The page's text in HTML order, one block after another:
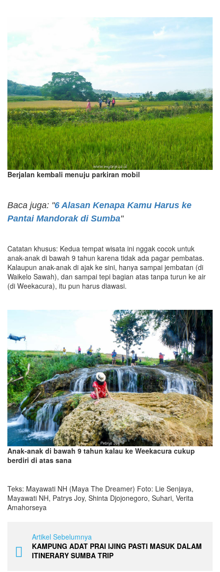
Berjalan kembali menuju parkiran mobil
Baca juga: "6 Alasan Kenapa Kamu Harus ke
Pantai Mandorak di Sumba"
Catatan khusus: Kedua tempat wisata ini nggak cocok untuk
anak-anak di bawah 9 tahun karena tidak ada pagar pembatas.
Kalaupun anak-anak di ajak ke sini, hanya sampai jembatan (di
Waikelo Sawah), dan sampai tepi bagian atas tanpa turun ke air
(di Weekacura), itu pun harus diawasi.
Anak-anak di bawah 9 tahun kalau ke Weekacura cukup
berdiri di atas sana
Teks: Mayawati NH (Maya The Dreamer) Foto: Lie Senjaya,
Mayawati NH, Patrys Joy, Shinta Djojonegoro, Suhari, Verita
Amahorseya
Artikel Sebelumnya
KAMPUNG ADAT PRAI IJING PASTI MASUK DALAM
ITINERARY SUMBA TRIP